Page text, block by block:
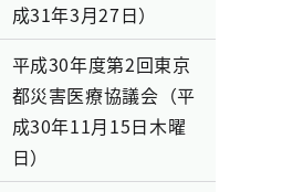
成31年3月27日）
平成30年度第2回東京
都災害医療協議会（平
成30年11月15日木曜
日）